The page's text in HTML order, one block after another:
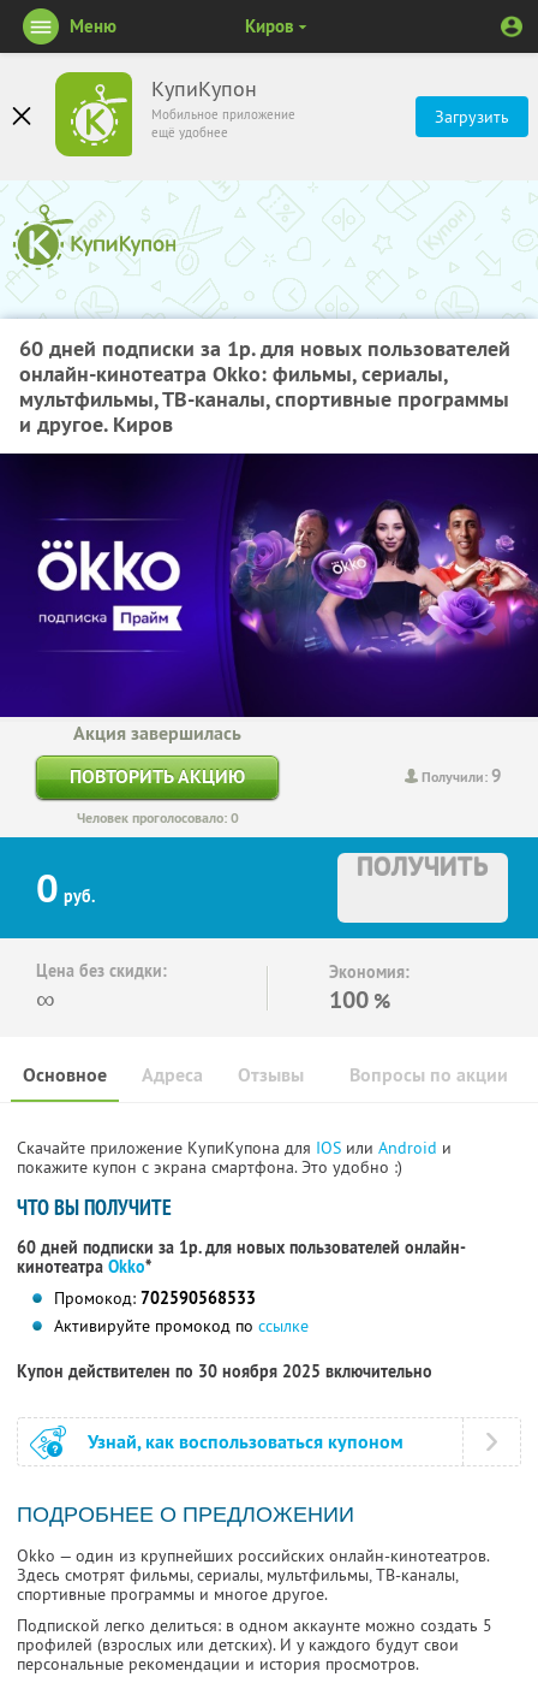
КупиКупон
Мобильное приложение
ещё удобнее
Загрузить
Меню Киров
60 дней подписки за 1р. для новых пользователей
онлайн-кинотеатра Okko: фильмы, сериалы,
мультфильмы, ТВ-каналы, спортивные программы
и другое. Киров
Получили:9
Акция завершилась
ПОВТОРИТЬ АКЦИЮ
Человек проголосовало: 0
0 руб.
ПОЛУЧИТЬ
Цена без скидки:
∞
Экономия:
100 %
Основное Отзывы Вопросы по акции
Адреса
Скачайте приложение КупиКупона для IOS или Android и
покажите купон с экрана смартфона. Это удобно :)
ЧТО ВЫ ПОЛУЧИТЕ
60 дней подписки за 1р. для новых пользователей онлайн-
кинотеатра Okko*
Промокод: 702590568533
Активируйте промокод по ссылке
Купон действителен по 30 ноября 2025 включительно
Узнай, как воспользоваться купоном
ПОДРОБНЕЕ О ПРЕДЛОЖЕНИИ
Okko — один из крупнейших российских онлайн-кинотеатров.
Здесь смотрят фильмы, сериалы, мультфильмы, ТВ-каналы,
спортивные программы и многое другое.
Подпиской легко делиться: в одном аккаунте можно создать 5
профилей (взрослых или детских). И у каждого будут свои
персональные рекомендации и история просмотров.